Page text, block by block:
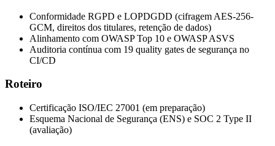
Conformidade RGPD e LOPDGDD (cifragem AES-256-
GCM, direitos dos titulares, retenção de dados)
Alinhamento com OWASP Top 10 e OWASP ASVS
Auditoria contínua com 19 quality gates de segurança no
CI/CD
Roteiro
Certificação ISO/IEC 27001 (em preparação)
Esquema Nacional de Segurança (ENS) e SOC 2 Type II
(avaliação)